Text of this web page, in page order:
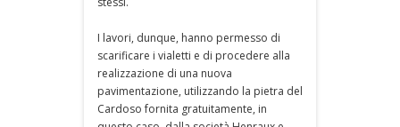
I lavori, dunque, hanno permesso di
scarificare i vialetti e di procedere alla
realizzazione di una nuova
pavimentazione, utilizzando la pietra del
Cardoso fornita gratuitamente, in